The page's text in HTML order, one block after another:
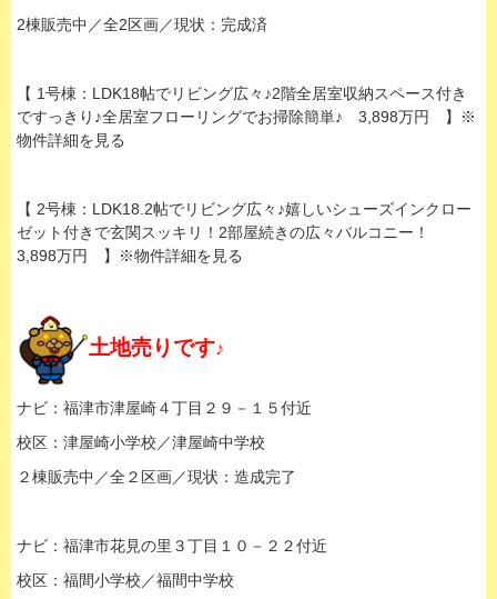
2棟販売中／全2区画／現状： 完成済
【 1号棟：LDK18帖でリビング広々♪2階全居室収納スペース付き
ですっきり♪全居室フローリングでお掃除簡単♪ 3,898万円 】※
物件詳細を見る
【 2号棟：LDK18.2帖でリビング広々♪嬉しいシューズインクロー
ゼット付きで玄関スッキリ！2部屋続きの広々バルコニー！
3,898万円 】※物件詳細を見る
土地売りです♪
ナビ：福津市津屋崎４丁目２９－１５付近
校区：津屋崎小学校／津屋崎中学校
２棟販売中／全２区画／現状：造成完了
ナビ：福津市花見の里３丁目１０－２２付近
校区：福間小学校／福間中学校